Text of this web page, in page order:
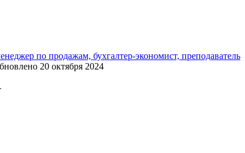
по продажам, бухгалтер-экономист, преподаватель
20 октября 2024